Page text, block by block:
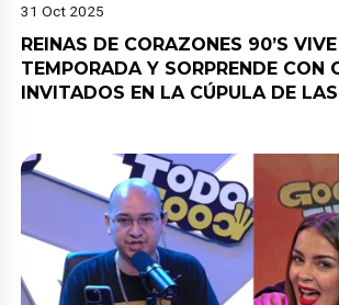
31 Oct 2025
REINAS DE CORAZONES 90’S
TEMPORADA Y SORPRENDE CON
INVITADOS EN LA CÚPULA DE